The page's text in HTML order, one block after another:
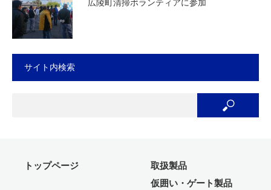
広陵町清掃ボランティアに参加
サイト内検索
トップページ
取扱製品
仮囲い・ゲート製品